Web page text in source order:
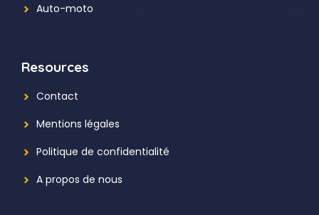
Auto-moto
Resources
Contact
Mentions légales
Politique de confidentialité
A propos de nous